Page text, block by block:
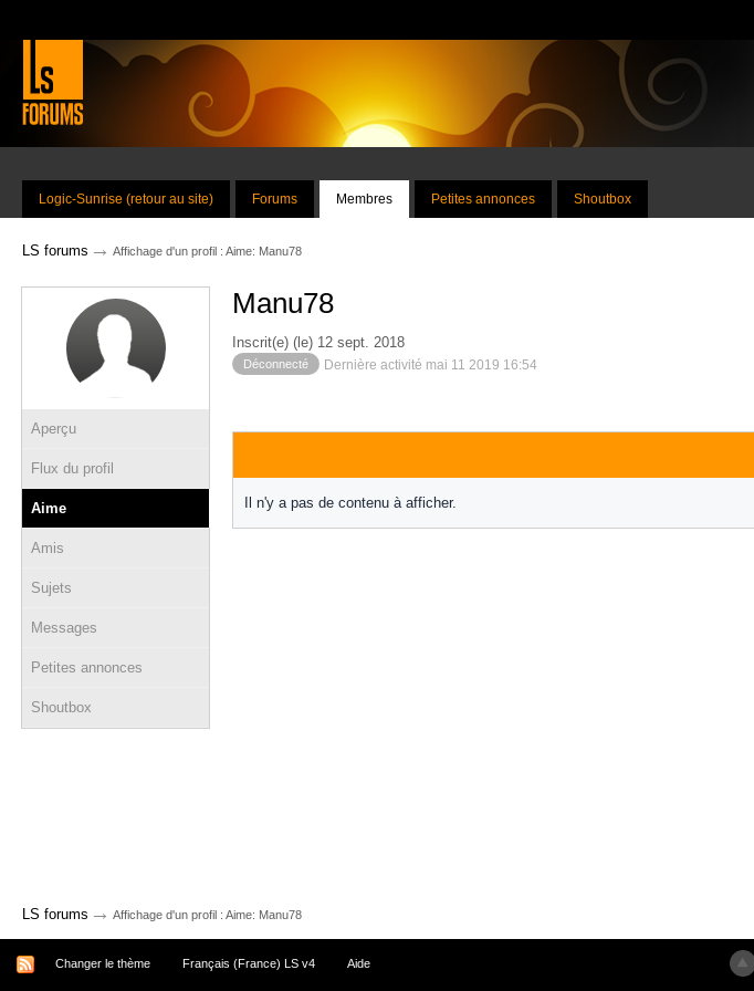
Logic-Sunrise (retour au site) Forums Membres Petites annonces Shoutbox
LS forums → Affichage d'un profil : Aime: Manu78
Aperçu
Flux du profil
Aime
Amis
Sujets
Messages
Petites annonces
Shoutbox
Manu78
Inscrit(e) (le) 12 sept. 2018
Déconnecté Dernière activité mai 11 2019 16:54
Il n'y a pas de contenu à afficher.
LS forums → Affichage d'un profil : Aime: Manu78
Changer le thème Français (France) LS v4 Aide